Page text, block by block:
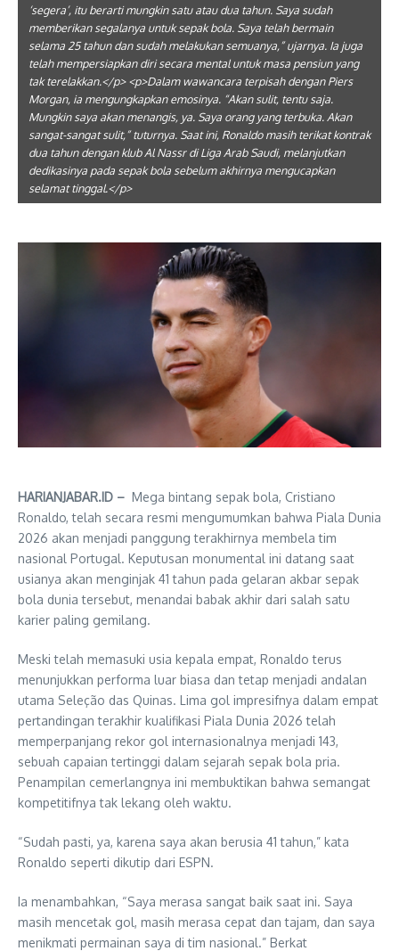
‘segera’, itu berarti mungkin satu atau dua tahun. Saya sudah
memberikan segalanya untuk sepak bola. Saya telah bermain
selama 25 tahun dan sudah melakukan semuanya,” ujarnya. Ia juga
telah mempersiapkan diri secara mental untuk masa pensiun yang
tak terelakkan.</p> <p>Dalam wawancara terpisah dengan Piers
Morgan, ia mengungkapkan emosinya. “Akan sulit, tentu saja.
Mungkin saya akan menangis, ya. Saya orang yang terbuka. Akan
sangat-sangat sulit,” tuturnya. Saat ini, Ronaldo masih terikat kontrak
dua tahun dengan klub Al Nassr di Liga Arab Saudi, melanjutkan
dedikasinya pada sepak bola sebelum akhirnya mengucapkan
selamat tinggal.</p>
HARIANJABAR.ID – Mega bintang sepak bola, Cristiano
Ronaldo, telah secara resmi mengumumkan bahwa Piala Dunia
2026 akan menjadi panggung terakhirnya membela tim
nasional Portugal. Keputusan monumental ini datang saat
usianya akan menginjak 41 tahun pada gelaran akbar sepak
bola dunia tersebut, menandai babak akhir dari salah satu
karier paling gemilang.
Meski telah memasuki usia kepala empat, Ronaldo terus
menunjukkan performa luar biasa dan tetap menjadi andalan
utama Seleção das Quinas. Lima gol impresifnya dalam empat
pertandingan terakhir kualifikasi Piala Dunia 2026 telah
memperpanjang rekor gol internasionalnya menjadi 143,
sebuah capaian tertinggi dalam sejarah sepak bola pria.
Penampilan cemerlangnya ini membuktikan bahwa semangat
kompetitifnya tak lekang oleh waktu.
“Sudah pasti, ya, karena saya akan berusia 41 tahun,” kata
Ronaldo seperti dikutip dari ESPN.
Ia menambahkan, “Saya merasa sangat baik saat ini. Saya
masih mencetak gol, masih merasa cepat dan tajam, dan saya
menikmati permainan saya di tim nasional.” Berkat